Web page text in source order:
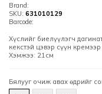
Brand:
SKU: 631010129
Barcode:
Хүслийг биелүүлэгч
кекстэй цэвэр сүүн
Хэмжээ: 21см
Бялууг очиж авах өдрийг